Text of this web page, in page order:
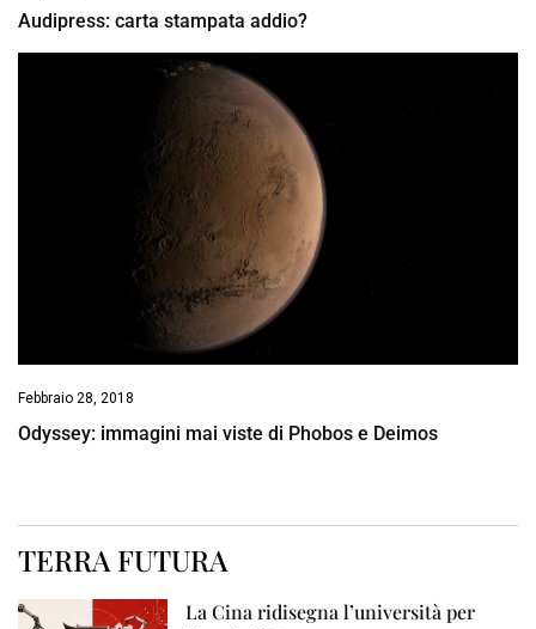
Audipress: carta stampata addio?
Febbraio 28, 2018
Odyssey: immagini mai viste di Phobos e Deimos
TERRA FUTURA
La Cina ridisegna l’università per